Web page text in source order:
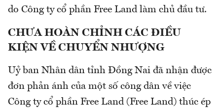
do Công ty cổ phần Free Land làm chủ đầu tư.
CHƯA HOÀN CHỈNH CÁC ĐIỀU
KIỆN VỀ CHUYỂN NHƯỢNG
Uỷ ban Nhân dân tỉnh Đồng Nai đã nhận được
đơn phản ánh của một số công dân về việc
Công ty cổ phần Free Land (Free Land) thúc ép